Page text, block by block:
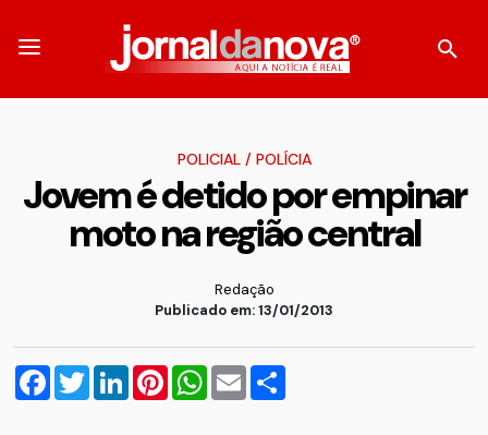
POLICIAL/ POLÍCIA
Jovem é detido por empinar
moto na região central
Redação
Publicado em: 13/01/2013
Facebook
TwitterLinkedInPinterestWhatsApp
Email